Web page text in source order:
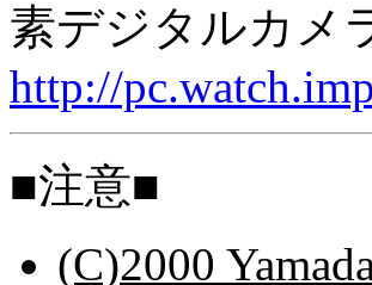
素デジタルカメ
http://
■注意■
(C)2000